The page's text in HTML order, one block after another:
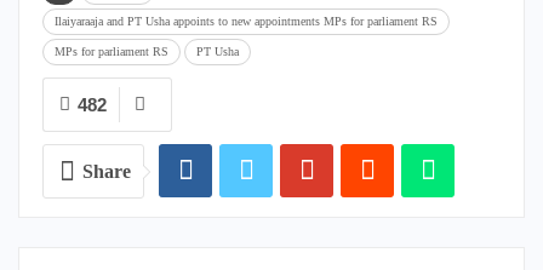
Ilaiyaraaja and PT Usha appoints to new appointments MPs for parliament RS
MPs for parliament RS PT Usha
482
Share